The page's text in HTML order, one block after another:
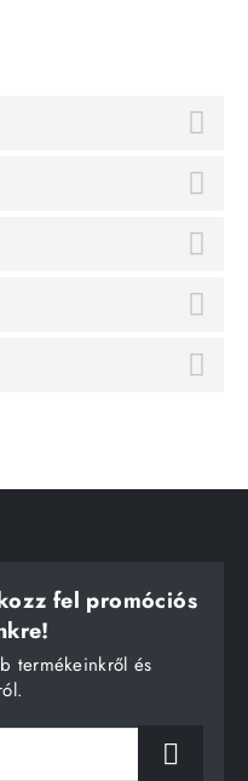
fel promóciós
termékeinkről és